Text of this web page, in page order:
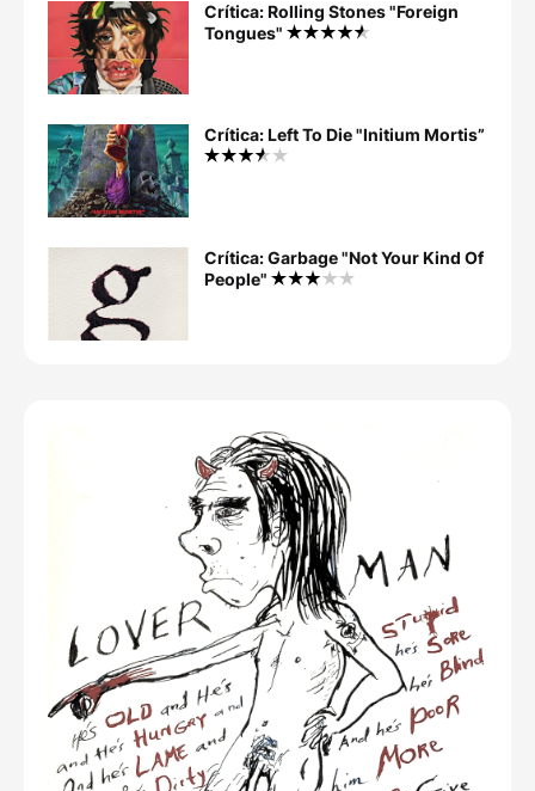
Crítica: Rolling Stones "Foreign
Tongues"
Crítica: Left To Die "Initium Mortis”
Crítica: Garbage "Not Your Kind Of
People"